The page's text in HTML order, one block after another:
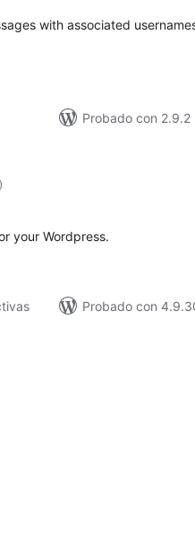
with associated
Probado con 2.9.2
total
de
)
your Wordpress.
Probado con